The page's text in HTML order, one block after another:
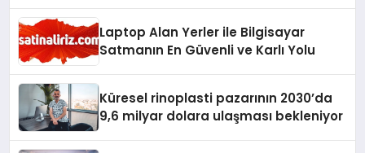
Laptop Alan Yerler ile Bilgisayar
Satmanın En Güvenli ve Karlı Yolu
Küresel rinoplasti pazarının 2030’da
9,6 milyar dolara ulaşması bekleniyor